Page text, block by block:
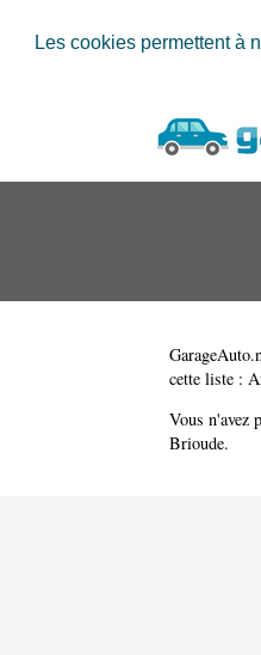
Les cookies permettent à
cette liste :
Vous n'avez
Brioude.